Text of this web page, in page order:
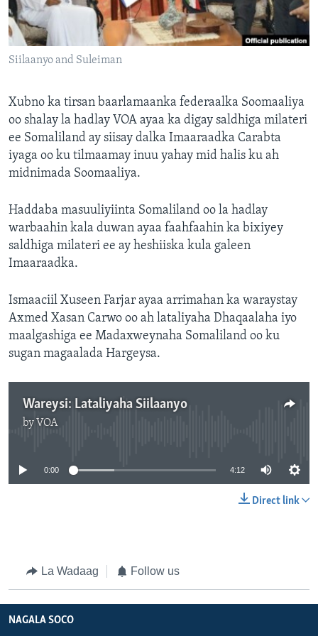
FAAQIDAADDA TODDOBAADKA
DHEXTAALKA TODDOBAADKA
Siilaanyo and Suleiman
Xubno ka tirsan baarlamaanka federaalka Soomaaliya
oo shalay la hadlay VOA ayaa ka digay saldhiga milateri
ee Somaliland ay siisay dalka Imaaraadka Carabta
iyaga oo ku tilmaamay inuu yahay mid halis ku ah
midnimada Soomaaliya.
Haddaba masuuliyiinta Somaliland oo la hadlay
warbaahin kala duwan ayaa faahfaahin ka bixiyey
saldhiga milateri ee ay heshiiska kula galeen
Imaaraadka.
Ismaaciil Xuseen Farjar ayaa arrimahan ka waraystay
Axmed Xasan Carwo oo ah lataliyaha Dhaqaalaha iyo
maalgashiga ee Madaxweynaha Somaliland oo ku
sugan magaalada Hargeysa.
Wareysi: Lataliyaha Siilaanyo
by VOA
0:00 4:12
Direct link
La Wadaag Follow us
NAGALA SOCO